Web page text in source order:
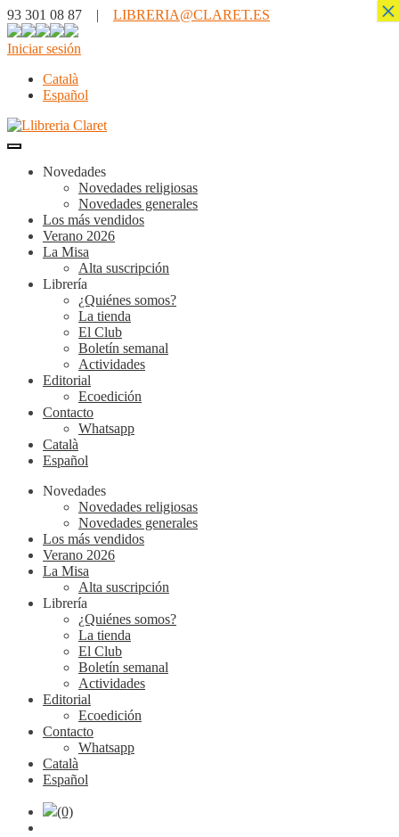
93 301 08 87 | LIBRERIA@CLARET.ES
Iniciar sesión
Català
Español
Novedades
Novedades religiosas
Novedades generales
Los más vendidos
Verano 2026
La Misa
Alta suscripción
Librería
¿Quiénes somos?
La tienda
El Club
Boletín semanal
Actividades
Editorial
Ecoedición
Contacto
Whatsapp
Català
Español
Novedades
Novedades religiosas
Novedades generales
Los más vendidos
Verano 2026
La Misa
Alta suscripción
Librería
¿Quiénes somos?
La tienda
El Club
Boletín semanal
Actividades
Editorial
Ecoedición
Contacto
Whatsapp
Català
Español
(0)
×